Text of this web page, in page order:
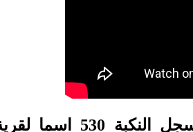
لندن ـ «القدس